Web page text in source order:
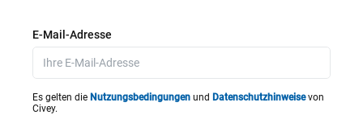
t
a
E-Mail-Adresse
Es gelten die Nutzungsbedingungen und Datenschutzhinweisevon
Civey.